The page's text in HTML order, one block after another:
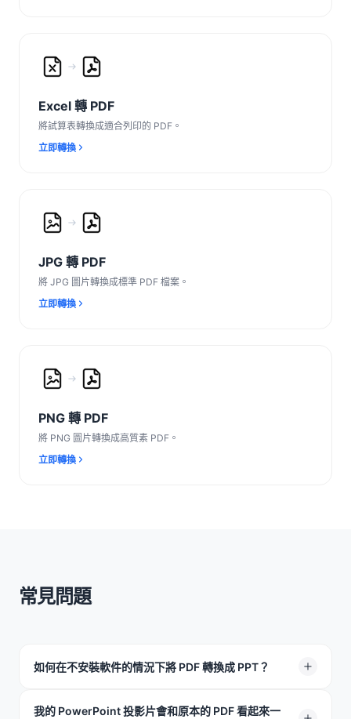
Excel 轉 PDF
將試算表轉換成適合列印的 PDF。
立即轉換
JPG 轉 PDF
將 JPG 圖片轉換成標準 PDF 檔案。
立即轉換
PNG 轉 PDF
將 PNG 圖片轉換成高質素 PDF。
立即轉換
常見問題
如何在不安裝軟件的情況下將 PDF 轉換成 PPT？
只需在這裡上載檔案即可。我們的工具完全在網上運作，
我的 PowerPoint 投影片會和原本的 PDF 看起來一